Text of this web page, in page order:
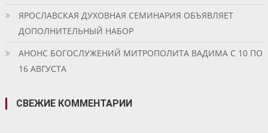
ЯРОСЛАВСКАЯ ДУХОВНАЯ СЕМИНАРИЯ ОБЪЯВЛЯЕТ
ДОПОЛНИТЕЛЬНЫЙ НАБОР
АНОНС БОГОСЛУЖЕНИЙ МИТРОПОЛИТА ВАДИМА С 10 ПО
16 АВГУСТА
СВЕЖИЕ КОММЕНТАРИИ